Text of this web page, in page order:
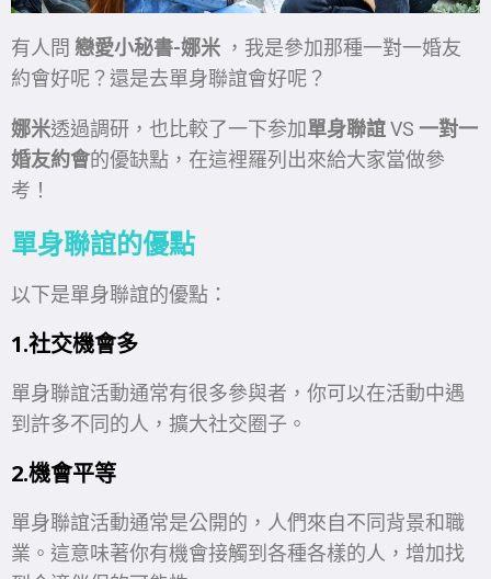
有人問 戀愛小秘書-娜米 ，我是參加那種一對一婚友
約會好呢？還是去單身聯誼會好呢？
娜米透過調研，也比較了一下参加單身聯誼VS 一對一
婚友約會的優缺點，在這裡羅列出來給大家當做參
考！
單身聯誼的優點
以下是單身聯誼的優點：
1.社交機會多
單身聯誼活動通常有很多參與者，你可以在活動中遇
到許多不同的人，擴大社交圈子。
2.機會平等
單身聯誼活動通常是公開的，人們來自不同背景和職
業。這意味著你有機會接觸到各種各樣的人，增加找